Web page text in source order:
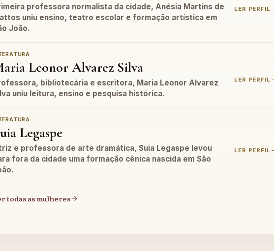
professora normalista da cidade, Anésia Martins de
uniu ensino, teatro escolar e formação artística em
João.
LER PERFIL
Leonor Alvarez Silva
bibliotecária e escritora, Maria Leonor Alvarez
uniu leitura, ensino e pesquisa histórica.
LER PERFIL
Legaspe
e professora de arte dramática, Suia Legaspe levou
fora da cidade uma formação cênica nascida em São
LER PERFIL
todas as mulheres